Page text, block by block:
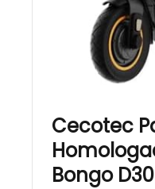
Cecotec
Bongo